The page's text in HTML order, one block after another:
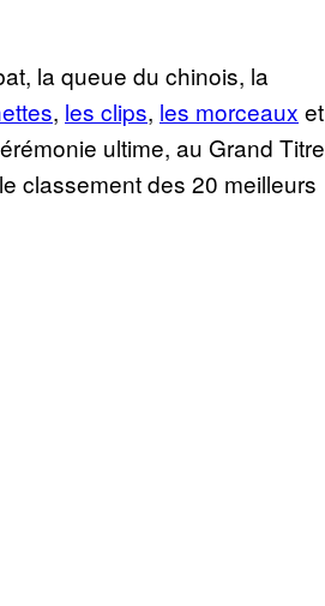
la queue du chinois, la
, les clips, les morceaux et
ultime, au Grand Titre
classement des 20 meilleurs